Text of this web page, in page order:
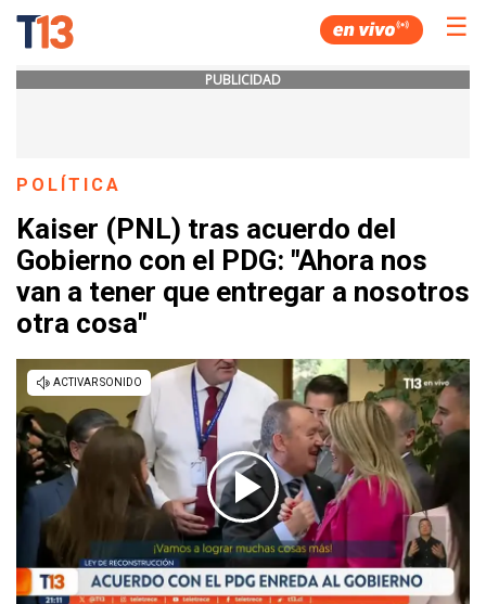
☰
PUBLICIDAD
POLÍTICA
Kaiser (PNL) tras acuerdo del
Gobierno con el PDG: "Ahora nos
van a tener que entregar a nosotros
otra cosa"